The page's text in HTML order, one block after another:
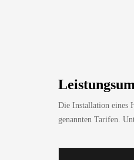
Die Installation eines
genannten Tarifen.